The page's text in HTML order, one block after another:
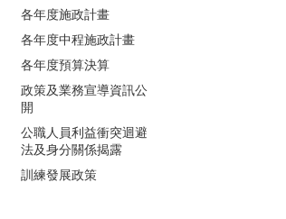
各年度施政計畫
各年度中程施政計畫
各年度預算決算
政策及業務宣導資訊公
開
公職人員利益衝突迴避
法及身分關係揭露
訓練發展政策